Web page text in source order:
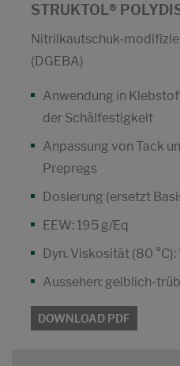
STRUKTOL®
Nitrilkautschuk-
(DGEBA)
Anwendung in
der Schälfestigkeit
Anpassung von Tack
Prepregs
Dosierung (ersetzt
EEW: 195 g/Eq
Dyn. Viskosität (80 °C):
Aussehen: gelblich-
DOWNLOAD PDF